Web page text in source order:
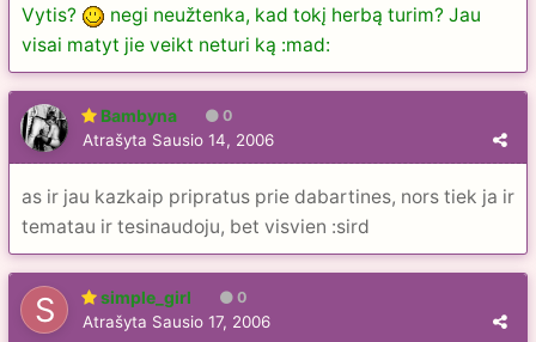
Vytis?
negi neužtenka, kad tokį herbą turim? Jau
visai matyt jie veikt neturi ką :mad:
Bambyna 0
Atrašyta Sausio 14, 2006
as ir jau kazkaip pripratus prie dabartines, nors tiek ja ir
tematau ir tesinaudoju, bet visvien :sird
simple_girl 0
Atrašyta Sausio 17, 2006